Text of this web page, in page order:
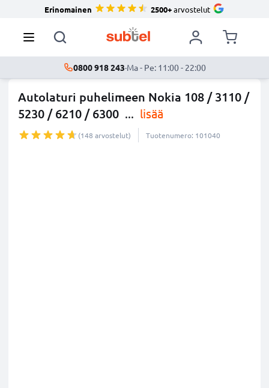
Erinomainen 2500+arvostelut
0800 918 243·Ma - Pe: 11:00 - 22:00
Autolaturi puhelimeen Nokia 108 / 3110 /
5230 / 6210 / 6300 ... lisää
(148 arvostelut) Tuotenumero: 101040